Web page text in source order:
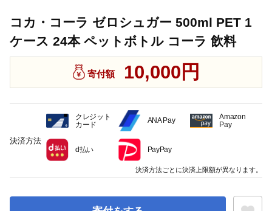
コカ・コーラ ゼロシュガー 500ml PET 1
ケース 24本 ペットボトル コーラ 飲料
寄付額 10,000円
決済方法
クレジット
カード
ANA Pay
Amazon
Pay
d払い PayPay
決済方法ごとに決済上限額が異なります。